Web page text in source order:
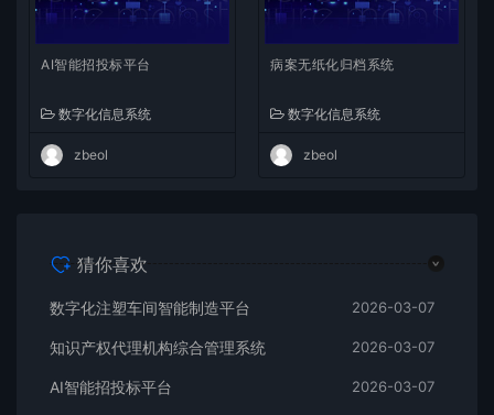
AI智能招投标平台
数字化信息系统
zbeol
病案无纸化归档系统
数字化信息系统
zbeol
猜你喜欢
数字化注塑车间智能制造平台 2026-03-07
知识产权代理机构综合管理系统 2026-03-07
AI智能招投标平台 2026-03-07